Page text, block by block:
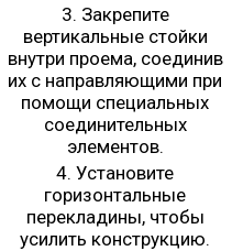
3. Закрепите
вертикальные стойки
внутри проема, соединив
их с направляющими при
помощи специальных
соединительных
элементов.
4. Установите
горизонтальные
перекладины, чтобы
усилить конструкцию.